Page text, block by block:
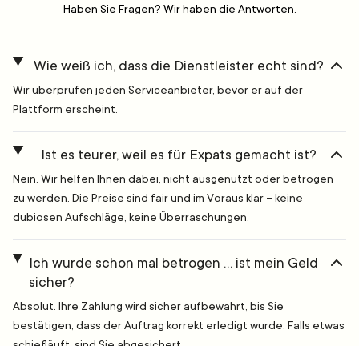
Haben Sie Fragen? Wir haben die Antworten.
Wie weiß ich, dass die Dienstleister echt sind?
Wir überprüfen jeden Serviceanbieter, bevor er auf der
Plattform erscheint.
Ist es teurer, weil es für Expats gemacht ist?
Nein. Wir helfen Ihnen dabei, nicht ausgenutzt oder betrogen
zu werden. Die Preise sind fair und im Voraus klar – keine
dubiosen Aufschläge, keine Überraschungen.
Ich wurde schon mal betrogen … ist mein Geld
sicher?
Absolut. Ihre Zahlung wird sicher aufbewahrt, bis Sie
bestätigen, dass der Auftrag korrekt erledigt wurde. Falls etwas